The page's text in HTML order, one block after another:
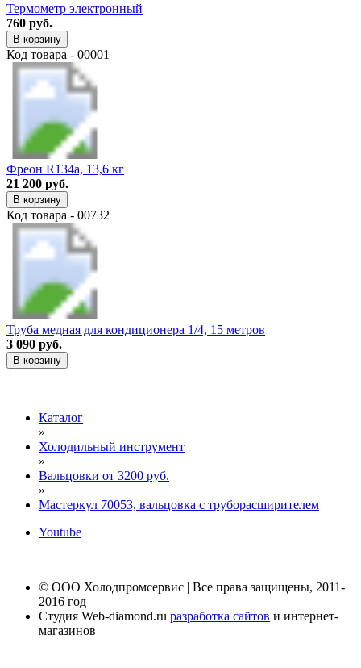
Термометр электронный
760 руб.
В корзину
Код товара - 00001
Фреон R134a, 13,6 кг
21 200 руб.
В корзину
Код товара - 00732
Труба медная для кондиционера 1/4, 15 метров
3 090 руб.
В корзину
Каталог
»
Холодильный инструмент
»
Вальцовки от 3200 руб.
»
Мастеркул 70053, вальцовка с труборасширителем
Youtube
© ООО Холодпромсервис | Все права защищены, 2011-
2016 год
Студия Web-diamond.ru разработка сайтов и интернет-
магазинов